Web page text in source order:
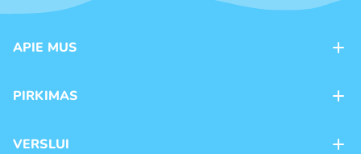
APIE MUS
Kontaktai
PIRKIMAS
VERSLUI